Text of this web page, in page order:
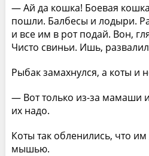
— Ай да кошка! Боевая
пошли. Балбесы и лодыри.
и все им в рот подай. Вон,
Чисто свиньи. Ишь,
Рыбак замахнулся, а коты и
— Вот только из-за мамаши
их надо.
Коты так обленились, что
мышью.